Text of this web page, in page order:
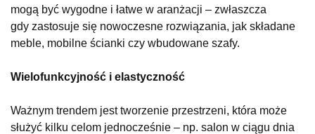
mogą być wygodne i łatwe w aranżacji – zwłaszcza
gdy zastosuje się nowoczesne rozwiązania, jak składane
meble, mobilne ścianki czy wbudowane szafy.
Wielofunkcyjność i elastyczność
Ważnym trendem jest tworzenie przestrzeni, która może
służyć kilku celom jednocześnie – np. salon w ciągu dnia